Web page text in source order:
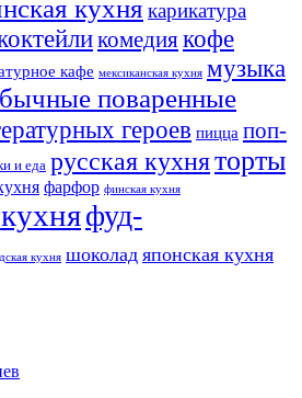
кухня карикатура
комедиякофе
кафе мексиканская кухня музыка
поваренные
героев пицца поп-
и еда русская кухняторты
фарфор финская кухня
фуд-
кухня шоколад японская кухня